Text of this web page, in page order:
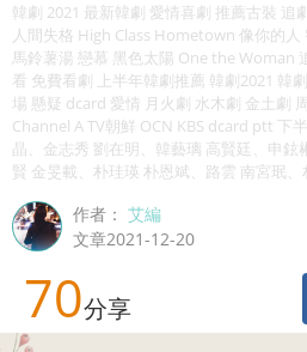
韓劇 2021 最新韓劇 愛情喜劇 推薦古裝 追
人間失格 High Class Hometown 像你的
馬鈴薯湯 戀慕 黑色太陽 One the Woman
看 免費看劇 上半年韓劇推薦 韓劇2021 韓
場 懸疑 dcard 愛情 月火劇 水木劇 金土劇
Channel A TV朝鮮 OCN KBS dcard ptt 下
晶、金志秀 劉在明、韓藝璃 高賢廷、申鉉
賢 金旻載、朴珪瑛 朴恩斌、路雲 南宮珉
作者：艾編
文章2021-12-20
70分享